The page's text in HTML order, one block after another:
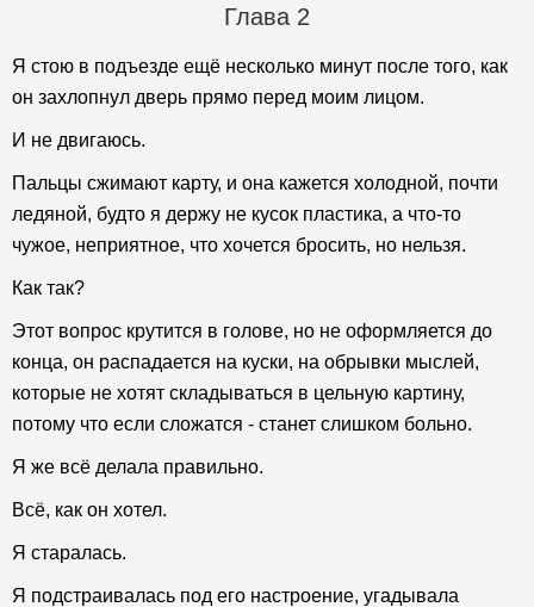
Глава 2
Я стою в подъезде ещё несколько минут после того, как
он захлопнул дверь прямо перед моим лицом.
И не двигаюсь.
Пальцы сжимают карту, и она кажется холодной, почти
ледяной, будто я держу не кусок пластика, а что-то
чужое, неприятное, что хочется бросить, но нельзя.
Как так?
Этот вопрос крутится в голове, но не оформляется до
конца, он распадается на куски, на обрывки мыслей,
которые не хотят складываться в цельную картину,
потому что если сложатся - станет слишком больно.
Я же всё делала правильно.
Всё, как он хотел.
Я старалась.
Я подстраивалась под его настроение, угадывала